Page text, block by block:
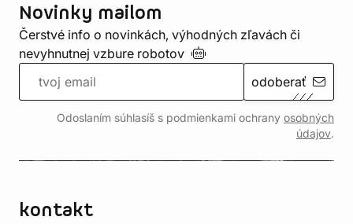
Novinky mailom
Čerstvé info o novinkách, výhodných zľavách či
nevyhnutnej vzbure robotov
odoberať
Odoslaním súhlasíš s podmienkami ochrany osobných
údajov.
kontakt